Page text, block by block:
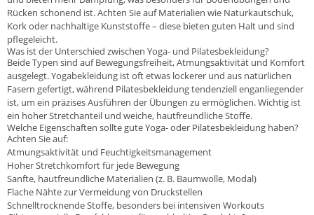
Rücken schonend ist. Achten Sie auf Materialien wie Naturkautschuk,
Kork oder nachhaltige Kunststoffe – diese bieten guten Halt und sind
pflegeleicht.
Was ist der Unterschied zwischen Yoga- und Pilatesbekleidung?
Beide Typen sind auf Bewegungsfreiheit, Atmungsaktivität und Komfort
ausgelegt. Yogabekleidung ist oft etwas lockerer und aus natürlichen
Fasern gefertigt, während Pilatesbekleidung tendenziell enganliegender
ist, um ein präzises Ausführen der Übungen zu ermöglichen. Wichtig ist
ein hoher Stretchanteil und weiche, hautfreundliche Stoffe.
Welche Eigenschaften sollte gute Yoga- oder Pilatesbekleidung haben?
Achten Sie auf:
Atmungsaktivität und Feuchtigkeitsmanagement
Hoher Stretchkomfort für jede Bewegung
Sanfte, hautfreundliche Materialien (z. B. Baumwolle, Modal)
Flache Nähte zur Vermeidung von Druckstellen
Schnelltrocknende Stoffe, besonders bei intensiven Workouts